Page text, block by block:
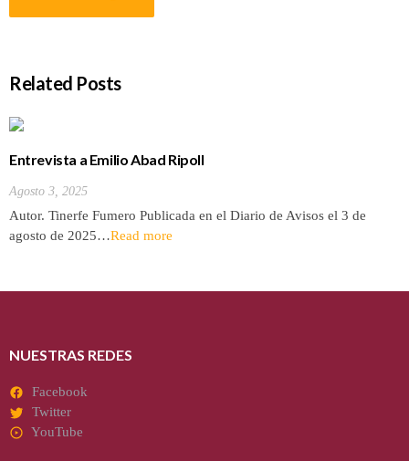
Related Posts
Entrevista a Emilio Abad Ripoll
Agosto 3, 2025
Autor. Tinerfe Fumero Publicada en el Diario de Avisos el 3 de
agosto de 2025…Read more
NUESTRAS REDES
Facebook
Twitter
YouTube